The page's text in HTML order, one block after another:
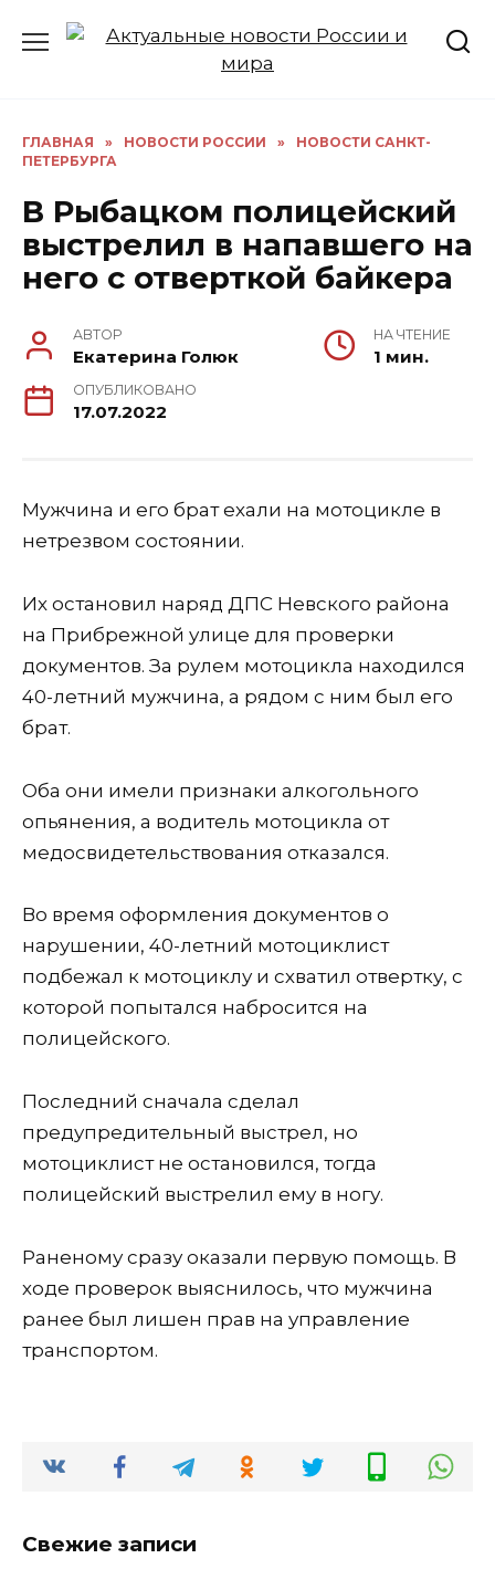
ГЛАВНАЯ » НОВОСТИ РОССИИ »
НОВОСТИ САНКТ-
ПЕТЕРБУРГА
В Рыбацком полицейский
выстрелил в напавшего на
него с отверткой байкера
АВТОР
Екатерина Голюк
НА ЧТЕНИЕ
1 мин.
ОПУБЛИКОВАНО
17.07.2022
Мужчина и его брат ехали на мотоцикле в
нетрезвом состоянии.
Их остановил наряд ДПС Невского района
на Прибрежной улице для проверки
документов. За рулем мотоцикла находился
40-летний мужчина, а рядом с ним был его
брат.
Оба они имели признаки алкогольного
опьянения, а водитель мотоцикла от
медосвидетельствования отказался.
Во время оформления документов о
нарушении, 40-летний мотоциклист
подбежал к мотоциклу и схватил отвертку, с
которой попытался набросится на
полицейского.
Последний сначала сделал
предупредительный выстрел, но
мотоциклист не остановился, тогда
полицейский выстрелил ему в ногу.
Раненому сразу оказали первую помощь. В
ходе проверок выяснилось, что мужчина
ранее был лишен прав на управление
транспортом.
Свежие записи